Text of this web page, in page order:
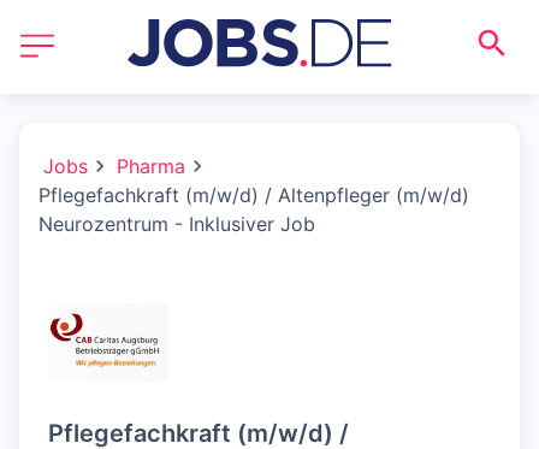
Jobs
Pharma
Pflegefachkraft (m/w/d) / Altenpfleger (m/w/d)
Neurozentrum - Inklusiver Job
Pflegefachkraft (m/w/d) /